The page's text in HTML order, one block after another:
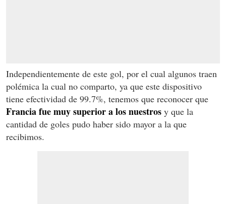
Independientemente de este gol, por el cual algunos traen
polémica la cual no comparto, ya que este dispositivo
tiene efectividad de 99.7%, tenemos que reconocer que
Francia fue muy superior a los nuestros y que la
cantidad de goles pudo haber sido mayor a la que
recibimos.